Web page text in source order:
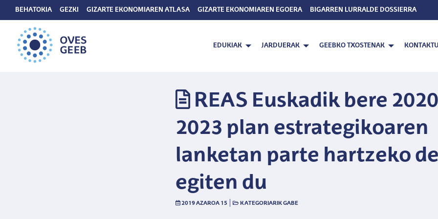
BEHATOKIA GEZKI GIZARTE EKONOMIAREN ATLASA GIZARTE EKONOMIAREN EGOERA BIGARREN LURRALDE DOSSIERRA
EDUKIAK JARDUERAK GEEBKO TXOSTENAK
REAS Euskadik bere
2023 plan estrategikoaren
lanketan parte hartzeko
egiten du
2019 AZAROA 15 KATEGORIARIK GABE